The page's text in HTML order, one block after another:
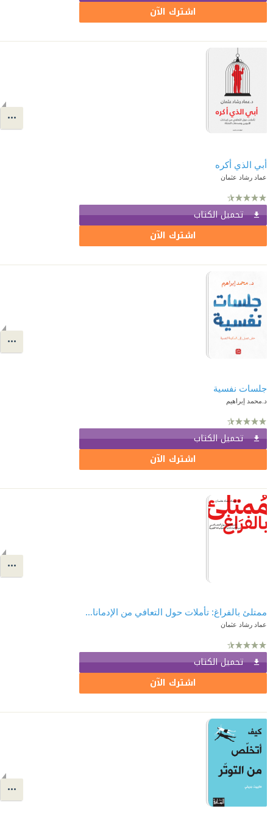
اشترك الآن
أبي الذي أكره
عماد رشاد عثمان
تحميل الكتاب
اشترك الآن
جلسات نفسية
د.محمد إبراهيم
تحميل الكتاب
اشترك الآن
ممتلئ بالفراغ: تأملات حول التعافي من الإدمانات والسلوكيات القهرية
عماد رشاد عثمان
تحميل الكتاب
اشترك الآن